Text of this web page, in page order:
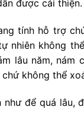
được cải thiện.
tính hỗ trợ
nhiên không
lâu năm, nám
không thể
để quá lâu,